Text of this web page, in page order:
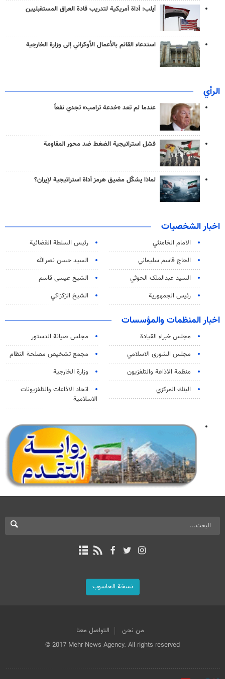
آيلب: أداة أمريكية لتدريب قادة العراق المستقبليين
استدعاء القائم بالأعمال الأوكراني إلى وزارة الخارجية
الرأي
عندما لم تعد «خدعة ترامب» تجدي نفعاً
فشل استراتيجية الضغط ضد محور المقاومة
لماذا يشكّل مضيق هرمز أداة استراتيجية لإيران؟
اخبار الشخصيات
الامام الخامنئي
رئیس السلطة القضائیة
الحاج قاسم سليماني
السيد حسن نصرالله
السید عبدالملک الحوثي
الشيخ عيسى قاسم
رئيس الجمهورية
الشيخ الزكزاكي
اخبار المنظمات والمؤسسات
مجلس خبراء القيادة
مجلس صيانة الدستور
مجلس الشورى الاسلامي
مجمع تشخيص مصلحة النظام
منظمة الاذاعة والتلفزیون
وزارة الخارجية
البنك المركزي
اتحاد الاذاعات والتلفزيونات
الاسلامية
نسخة الحاسوب
من نحن
التواصل معنا
© 2017 Mehr News Agency. All rights reserved